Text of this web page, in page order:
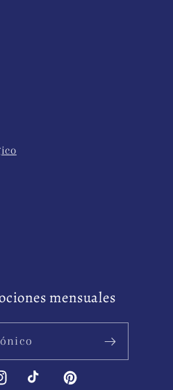
mensuales
TikTok Pinterest